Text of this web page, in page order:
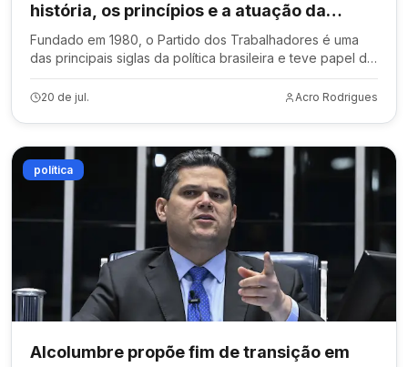
história, os princípios e a atuação da
legenda
Fundado em 1980, o Partido dos Trabalhadores é uma
das principais siglas da política brasileira e teve papel de
destaque em diferentes governos federais.
20 de jul. Acro Rodrigues
política
Alcolumbre propõe fim de transição em